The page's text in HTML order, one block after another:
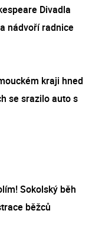
Divadla
nádvoří radnice
kraji hned
se srazilo auto s
Sokolský běh
běžců